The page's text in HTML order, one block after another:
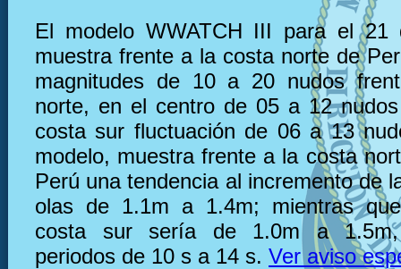
El modelo WWATCH III para el 21
muestra frente a la costa norte de
magnitudes de 10 a 20 nudos
norte, en el centro de 05 a 12
costa sur fluctuación de 06 a 13
modelo, muestra frente a la costa
Perú una tendencia al incremento de
olas de 1.1m a 1.4m; mientras
costa sur sería de 1.0m a
periodos de 10 s a 14 s. Ver aviso